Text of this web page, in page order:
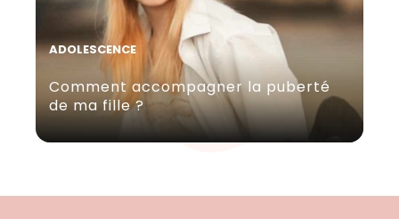
ADOLESCENCE
Comment accompagner la puberté
de ma fille ?